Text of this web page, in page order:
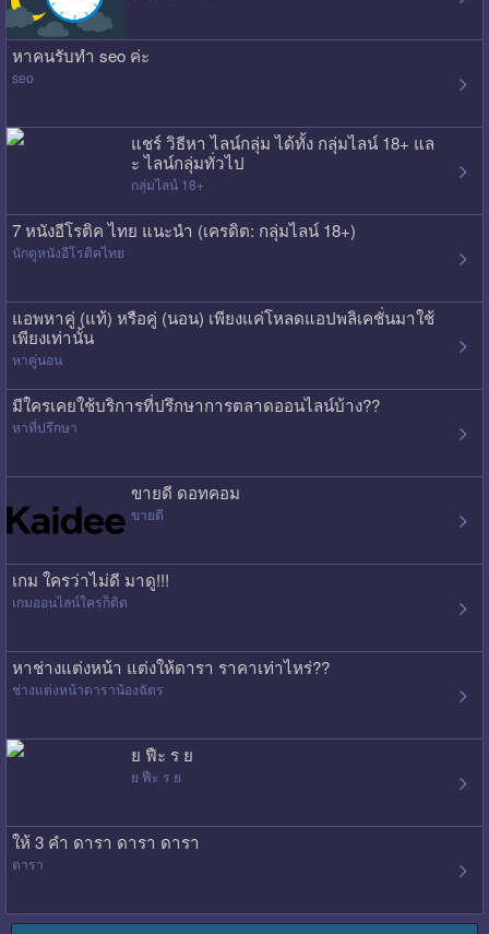
หาคนรับทำ seo ค่ะ
seo
แชร์ วิธีหา ไลน์กลุ่ม ได้ทั้ง กลุ่มไลน์ 18+ แล
ะ ไลน์กลุ่มทั่วไป
กลุ่มไลน์ 18+
7 หนังอีโรติค ไทย แนะนำ (เครดิต: กลุ่มไลน์ 18+)
นักดูหนังอีโรติคไทย
แอพหาคู่ (แท้) หรือคู่ (นอน) เพียงแค่โหลดแอปพลิเคชั่นมาใช้
เพียงเท่านั้น
หาคู่นอน
มีใครเคยใช้บริการที่ปรึกษาการตลาดออนไลน์บ้าง??
หาที่ปรึกษา
ขายดี ดอทคอม
ขายดี
เกม ใครว่าไม่ดี มาดู!!!
เกมออนไลน์ใครก็ติด
หาช่างแต่งหน้า แต่งให้ดารา ราคาเท่าไหร่??
ช่างแต่งหน้าดาราน้องฉัตร
ย ฟืะ ร ย
ย ฟืะ ร ย
ให้ 3 คำ ดารา ดารา ดารา
ดารา